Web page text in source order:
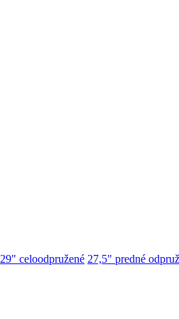
29" celoodpružené 27,5" predné